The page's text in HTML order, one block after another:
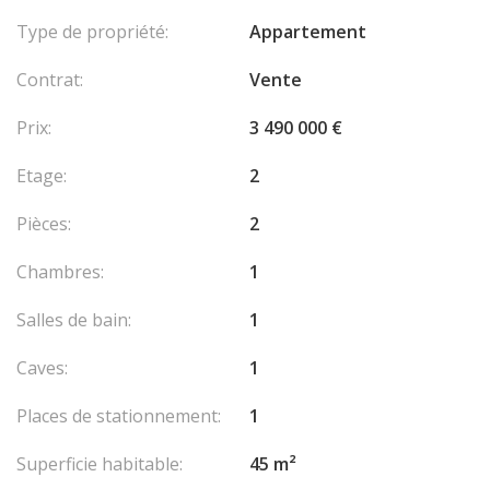
Type de propriété:
Appartement
Contrat:
Vente
Prix:
3 490 000 €
Etage:
2
Pièces:
2
Chambres:
1
Salles de bain:
1
Caves:
1
Places de stationnement:
1
Superficie habitable:
45 m²